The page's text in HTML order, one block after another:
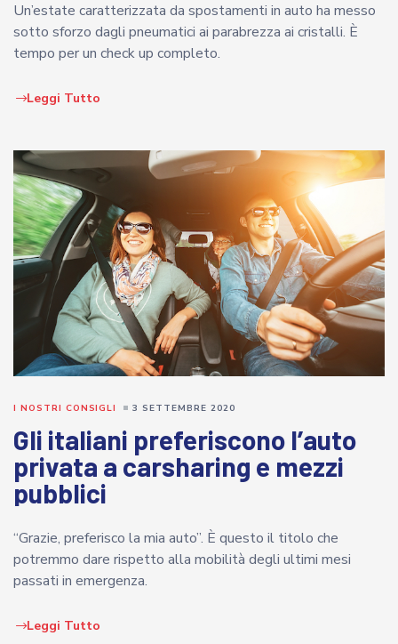
Un’estate caratterizzata da spostamenti in auto ha messo
sotto sforzo dagli pneumatici ai parabrezza ai cristalli. È
tempo per un check up completo.
Leggi Tutto
Gli italiani preferiscono l’auto
privata a carsharing e mezzi
pubblici
I NOSTRI CONSIGLI 3 SETTEMBRE 2020
“Grazie, preferisco la mia auto”. È questo il titolo che
potremmo dare rispetto alla mobilità degli ultimi mesi
passati in emergenza.
Leggi Tutto